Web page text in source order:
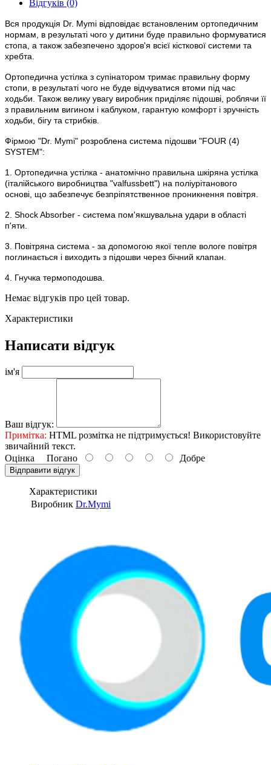
Відгуків (0)
Вся продукція Dr. Mymi відповідає встановленим ортопедичним
нормам, в результаті чого у дитини буде правильно формуватися
стопа, а також забезпечено здоров'я всієї кісткової системи та
хребта.
Ортопедична устілка з супінатором тримає правильну форму
стопи, в результаті чого не буде відчуватися втоми під час
ходьби. Також велику увагу виробник приділяє підошві, роблячи її
з правильним вигином і каблуком, гарантую комфорт і зручність
ходьби, бігу та стрибків.
Фірмою "Dr. Mymi" розроблена система підошви "FOUR (4)
SYSTEM":
1. Ортопедична устілка - анатомічно правильна шкіряна устілка
(італійського виробництва "valfussbett") на поліурітанового
основі, що забезпечує безпріпятственное проникнення повітря.
2. Shock Absorber - система пом'якшувальна удари в області
п'яти.
3. Повітряна система - за допомогою якої тепле вологе повітря
поглинається і виходить з підошви через бічний клапан.
4. Гнучка термоподошва.
Немає відгуків про цей товар.
Характеристики
Написати відгук
ім'я
Ваш відгук:
Примітка: HTML розмітка не підтримується! Використовуйте
звичайний текст.
Оцінка Погано Добре
Відправити відгук
Характеристики
Виробник Dr.Mymi